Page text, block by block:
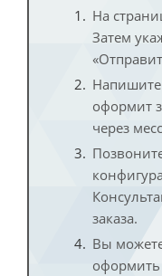
На
Затем
оформит
через
заказа.
Вы
оформить